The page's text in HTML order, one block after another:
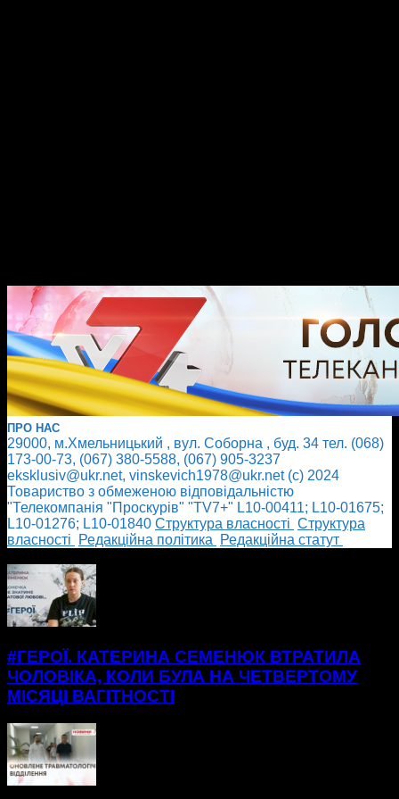
ПРО НАС
29000, м.Хмельницький , вул. Соборна , буд. 34 тел. (068)
173-00-73, (067) 380-5588, (067) 905-3237
eksklusiv@ukr.net, vinskevich1978@ukr.net (с) 2024
Товариство з обмеженою відповідальністю
"Телекомпанія "Проскурів" "TV7+" L10-00411; L10-01675;
L10-01276; L10-01840 Cтруктура власності Cтруктура
власності
Редакційна політика
Редакційна статут
#ГЕРОЇ. КАТЕРИНА СЕМЕНЮК ВТРАТИЛА
ЧОЛОВІКА, КОЛИ БУЛА НА ЧЕТВЕРТОМУ
МІСЯЦІ ВАГІТНОСТІ